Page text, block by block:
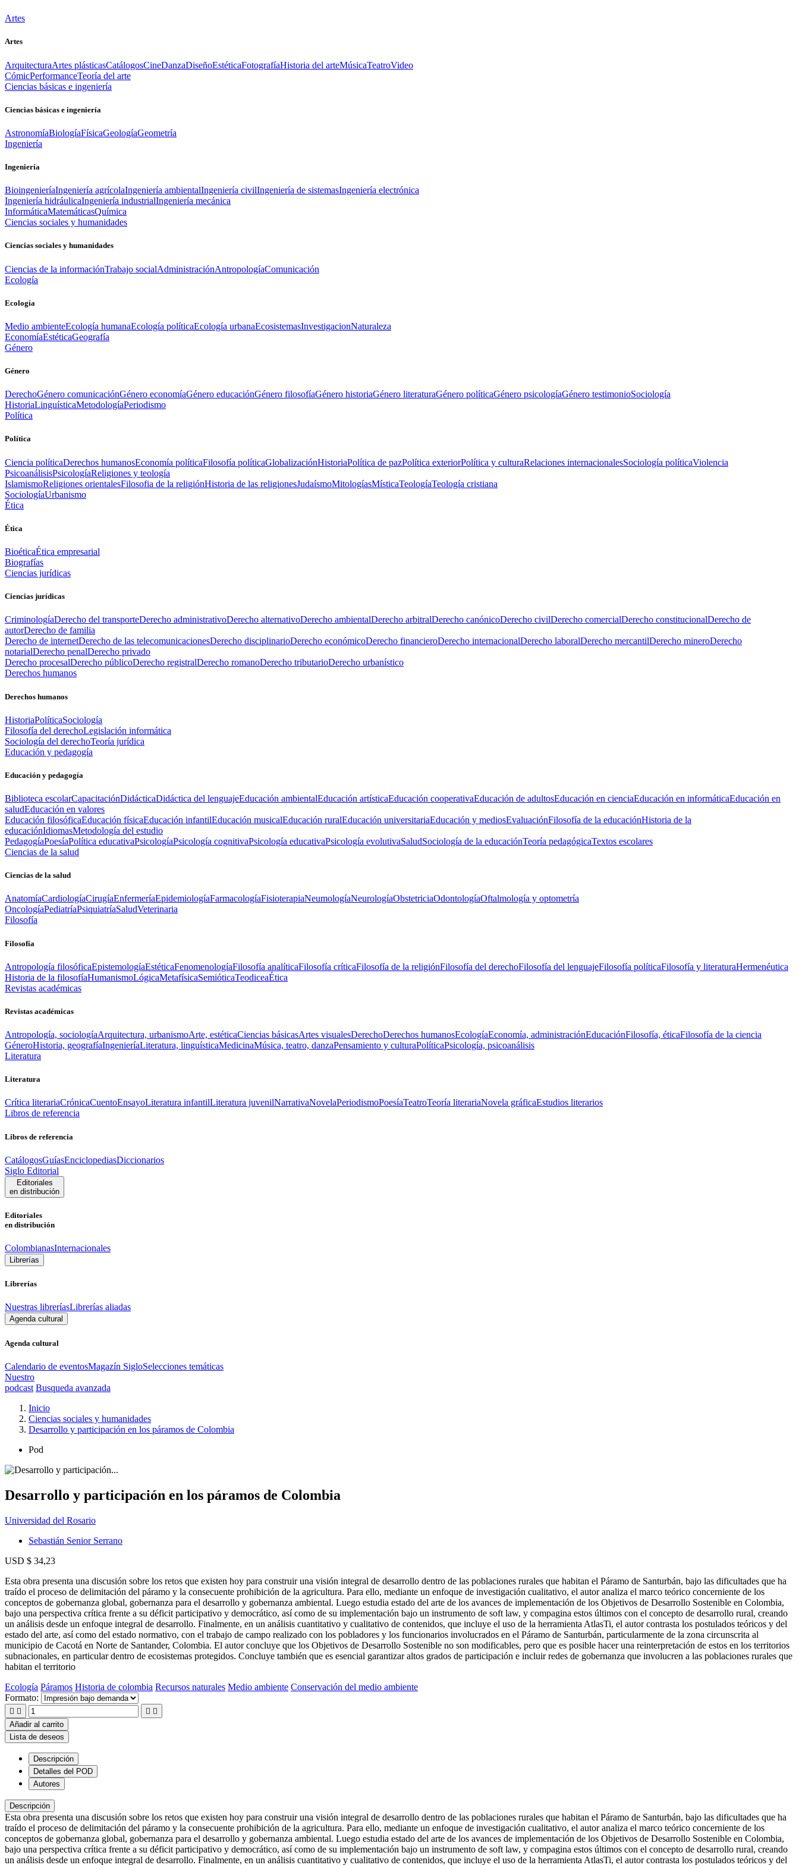
Artes
Artes
ArquitecturaArtes plásticasCatálogosCineDanzaDiseñoEstéticaFotografíaHistoria del arteMúsicaTeatroVideo
CómicPerformanceTeoría del arte
Ciencias básicas e ingeniería
Ciencias básicas e ingeniería
AstronomíaBiologíaFísicaGeologíaGeometría
Ingeniería
Ingeniería
BioingenieríaIngeniería agrícolaIngeniería ambientalIngeniería civilIngeniería de sistemasIngeniería electrónica
Ingeniería hidráulicaIngeniería industrialIngeniería mecánica
InformáticaMatemáticasQuímica
Ciencias sociales y humanidades
Ciencias sociales y humanidades
Ciencias de la informaciónTrabajo socialAdministraciónAntropologíaComunicación
Ecología
Ecología
Medio ambienteEcología humanaEcología políticaEcología urbanaEcosistemasInvestigacionNaturaleza
EconomíaEstéticaGeografía
Género
Género
DerechoGénero comunicaciónGénero economíaGénero educaciónGénero filosofíaGénero historiaGénero literaturaGénero políticaGénero psicologíaGénero testimonioSociología
HistoriaLinguísticaMetodologíaPeriodismo
Política
Política
Ciencia políticaDerechos humanosEconomía políticaFilosofía políticaGlobalizaciónHistoriaPolítica de pazPolítica exteriorPolítica y culturaRelaciones internacionalesSociología políticaViolencia
PsicoanálisisPsicologíaReligiones y teología
IslamismoReligiones orientalesFilosofia de la religiónHistoria de las religionesJudaísmoMitologíasMísticaTeologíaTeología cristiana
SociologíaUrbanismo
Ética
Ética
BioéticaÉtica empresarial
Biografías
Ciencias jurídicas
Ciencias jurídicas
CriminologíaDerecho del transporteDerecho administrativoDerecho alternativoDerecho ambientalDerecho arbitralDerecho canónicoDerecho civilDerecho comercialDerecho constitucionalDerecho de
autorDerecho de familia
Derecho de internetDerecho de las telecomunicacionesDerecho disciplinarioDerecho económicoDerecho financieroDerecho internacionalDerecho laboralDerecho mercantilDerecho mineroDerecho
notarialDerecho penalDerecho privado
Derecho procesalDerecho públicoDerecho registralDerecho romanoDerecho tributarioDerecho urbanístico
Derechos humanos
Derechos humanos
HistoriaPolíticaSociología
Filosofía del derechoLegislación informática
Sociología del derechoTeoría jurídica
Educación y pedagogía
Educación y pedagogía
Biblioteca escolarCapacitaciónDidácticaDidáctica del lenguajeEducación ambientalEducación artísticaEducación cooperativaEducación de adultosEducación en cienciaEducación en informáticaEducación en
saludEducación en valores
Educación filosóficaEducación físicaEducación infantilEducación musicalEducación ruralEducación universitariaEducación y mediosEvaluaciónFilosofía de la educaciónHistoria de la
educaciónIdiomasMetodología del estudio
PedagogíaPoesíaPolítica educativaPsicologíaPsicología cognitivaPsicología educativaPsicología evolutivaSaludSociología de la educaciónTeoría pedagógicaTextos escolares
Ciencias de la salud
Ciencias de la salud
AnatomíaCardiologíaCirugíaEnfermeríaEpidemiologíaFarmacologíaFisioterapiaNeumologíaNeurologíaObstetriciaOdontologíaOftalmología y optometría
OncologíaPediatríaPsiquiatríaSaludVeterinaria
Filosofía
Filosofía
Antropología filosóficaEpistemologíaEstéticaFenomenologíaFilosofía analíticaFilosofía críticaFilosofía de la religiónFilosofía del derechoFilosofía del lenguajeFilosofía políticaFilosofía y literaturaHermenéutica
Historia de la filosofíaHumanismoLógicaMetafísicaSemióticaTeodiceaÉtica
Revistas académicas
Revistas académicas
Antropología, sociologíaArquitectura, urbanismoArte, estéticaCiencias básicasArtes visualesDerechoDerechos humanosEcologíaEconomía, administraciónEducaciónFilosofía, éticaFilosofía de la ciencia
GéneroHistoria, geografíaIngenieríaLiteratura, linguísticaMedicinaMúsica, teatro, danzaPensamiento y culturaPolíticaPsicología, psicoanálisis
Literatura
Literatura
Crítica literariaCrónicaCuentoEnsayoLiteratura infantilLiteratura juvenilNarrativaNovelaPeriodismoPoesíaTeatroTeoría literariaNovela gráficaEstudios literarios
Libros de referencia
Libros de referencia
CatálogosGuíasEnciclopediasDiccionarios
Siglo Editorial
Editoriales
en distribución
Editoriales
en distribución
ColombianasInternacionales
Librerías
Librerías
Nuestras libreríasLibrerías aliadas
Agenda cultural
Agenda cultural
Calendario de eventosMagazín SigloSelecciones temáticas
Nuestro
podcast Busqueda avanzada
Inicio
Ciencias sociales y humanidades
Desarrollo y participación en los páramos de Colombia
Pod
Desarrollo y participación en los páramos de Colombia
Universidad del Rosario
Sebastián Senior Serrano
USD $ 34,23
Esta obra presenta una discusión sobre los retos que existen hoy para construir una visión integral de desarrollo dentro de las poblaciones rurales que habitan el Páramo de Santurbán, bajo las dificultades que ha
traído el proceso de delimitación del páramo y la consecuente prohibición de la agricultura. Para ello, mediante un enfoque de investigación cualitativo, el autor analiza el marco teórico concerniente de los
conceptos de gobernanza global, gobernanza para el desarrollo y gobernanza ambiental. Luego estudia estado del arte de los avances de implementación de los Objetivos de Desarrollo Sostenible en Colombia,
bajo una perspectiva crítica frente a su déficit participativo y democrático, así como de su implementación bajo un instrumento de soft law, y compagina estos últimos con el concepto de desarrollo rural, creando
un análisis desde un enfoque integral de desarrollo. Finalmente, en un análisis cuantitativo y cualitativo de contenidos, que incluye el uso de la herramienta AtlasTi, el autor contrasta los postulados teóricos y del
estado del arte, así como del estado normativo, con el trabajo de campo realizado con los pobladores y los funcionarios involucrados en el Páramo de Santurbán, particularmente de la zona circunscrita al
municipio de Cacotá en Norte de Santander, Colombia. El autor concluye que los Objetivos de Desarrollo Sostenible no son modificables, pero que es posible hacer una reinterpretación de estos en los territorios
subnacionales, en particular dentro de ecosistemas protegidos. Concluye también que es esencial garantizar altos grados de participación e incluir redes de gobernanza que involucren a las poblaciones rurales que
habitan el territorio
Ecología Páramos Historia de colombia Recursos naturales Medio ambiente Conservación del medio ambiente
Formato:
   
Añadir al carrito
Lista de deseos
Descripción
Detalles del POD
Autores
Descripción
Esta obra presenta una discusión sobre los retos que existen hoy para construir una visión integral de desarrollo dentro de las poblaciones rurales que habitan el Páramo de Santurbán, bajo las dificultades que ha
traído el proceso de delimitación del páramo y la consecuente prohibición de la agricultura. Para ello, mediante un enfoque de investigación cualitativo, el autor analiza el marco teórico concerniente de los
conceptos de gobernanza global, gobernanza para el desarrollo y gobernanza ambiental. Luego estudia estado del arte de los avances de implementación de los Objetivos de Desarrollo Sostenible en Colombia,
bajo una perspectiva crítica frente a su déficit participativo y democrático, así como de su implementación bajo un instrumento de soft law, y compagina estos últimos con el concepto de desarrollo rural, creando
un análisis desde un enfoque integral de desarrollo. Finalmente, en un análisis cuantitativo y cualitativo de contenidos, que incluye el uso de la herramienta AtlasTi, el autor contrasta los postulados teóricos y del